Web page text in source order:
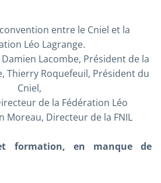
entre le Cniel et la
Léo Lagrange.
Lacombe, Président de la
Thierry Roquefeuil, Président du
Cniel,
de la Fédération Léo
Moreau, Directeur de la FNIL
formation, en manque de